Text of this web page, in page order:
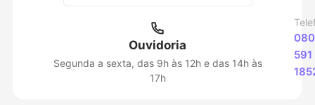
Ouvidoria
Segunda a sexta, das 9h às 12h e das 14h às
17h
591